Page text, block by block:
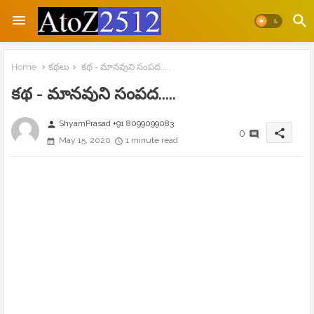
Home కథలు కథ - మానవుని సంపద.....
కథ - మానవుని సంపద.....
person ShyamPrasad +91 8099099083
May 15, 2020
1 minute read
0 share